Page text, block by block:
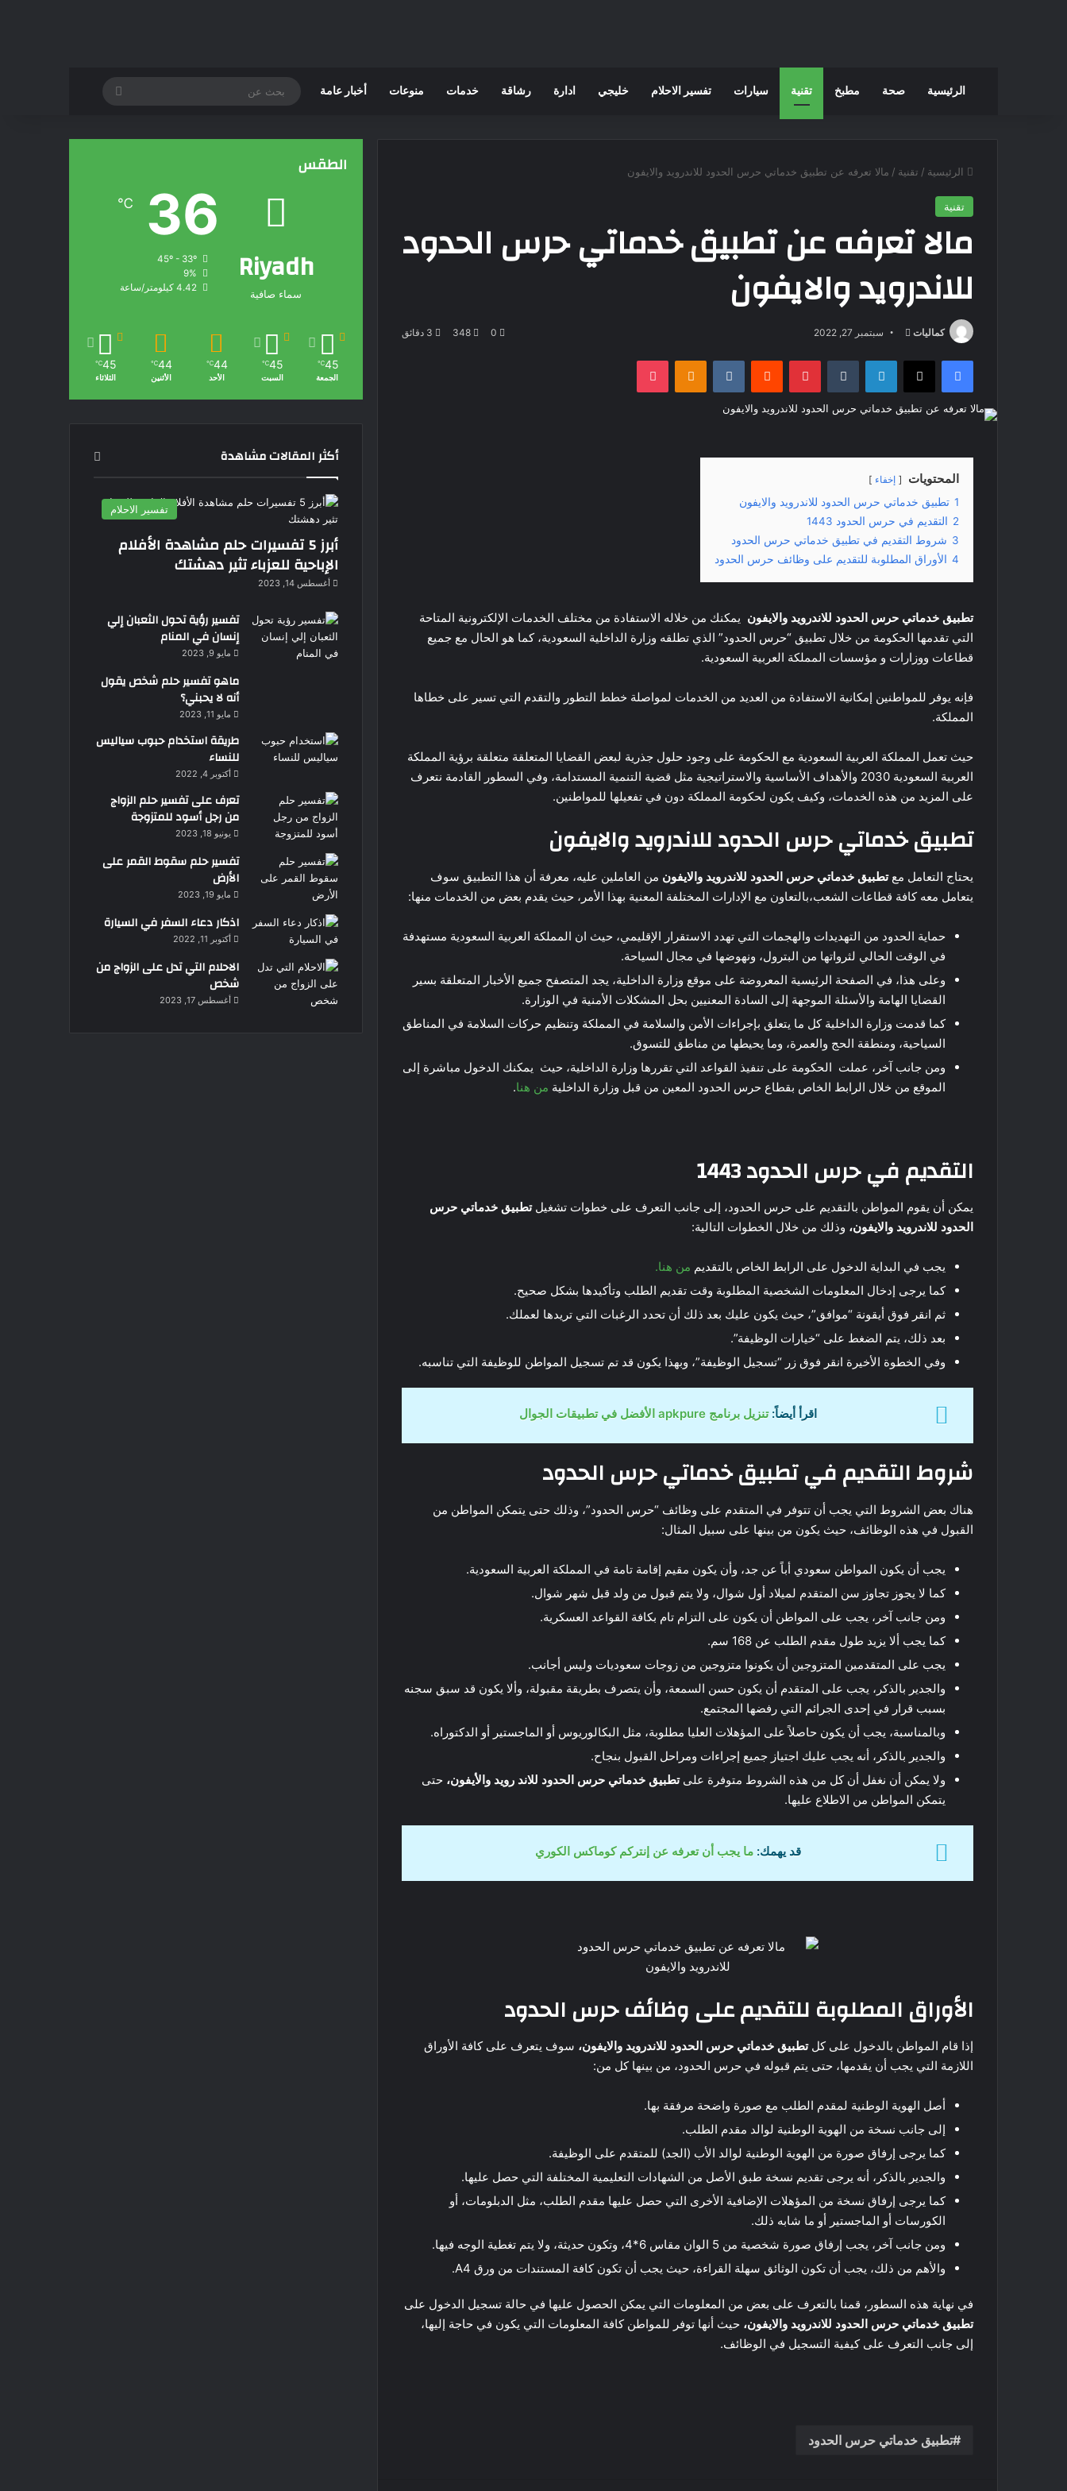
الرئيسية صحة مطبخ تقنية سيارات تفسير الاحلام خليجي ادارة رشاقة خدمات منوعات أخبار عامة
الرئيسية / تقنية / مالا تعرفه عن تطبيق خدماتي حرس الحدود للاندرويد والايفون
تقنية
مالا تعرفه عن تطبيق خدماتي حرس الحدود
للاندرويد والايفون
كماليات
ل
ب
إ
ل
ك
ت
ر
ن
ي
ا
سبتمبر 27, 2022 0
348
فيسبوك لينكدإن بينتيريست
المحتويات إخفاء
1 تطبيق خدماتي حرس الحدود للاندرويد والايفون
2 التقديم في حرس الحدود 1443
3 شروط التقديم في تطبيق خدماتي حرس الحدود
4 الأوراق المطلوبة للتقديم على وظائف حرس الحدود
تطبيق خدماتي حرس الحدود للاندرويد والايفون يمكنك من خلاله الاستفادة من مختلف الخدمات الإلكترونية المتاحة
التي تقدمها الحكومة من خلال تطبيق “حرس الحدود” الذي تطلقه وزارة الداخلية السعودية، كما هو الحال مع جميع
قطاعات ووزارات و مؤسسات المملكة العربية السعودية.
فإنه يوفر للمواطنين إمكانية الاستفادة من العديد من الخدمات لمواصلة خطط التطور والتقدم التي تسير على خطاها
المملكة.
حيث تعمل المملكة العربية السعودية مع الحكومة على وجود حلول جذرية لبعض القضايا المتعلقة متعلقة برؤية المملكة
العربية السعودية 2030 والأهداف الأساسية والاستراتيجية مثل قضية التنمية المستدامة، وفي السطور القادمة نتعرف
على المزيد من هذه الخدمات، وكيف يكون لحكومة المملكة دون في تفعيلها للمواطنين.
تطبيق خدماتي حرس الحدود للاندرويد والايفون
يحتاج التعامل معتطبيق خدماتي حرس الحدود للاندرويد والايفون من العاملين عليه، معرفة أن هذا التطبيق سوف
يتعامل معه كافة قطاعات الشعب،بالتعاون مع الإدارات المختلفة المعنية بهذا الأمر، حيث يقدم بعض من الخدمات منها:
حماية الحدود من التهديدات والهجمات التي تهدد الاستقرار الإقليمي، حيث ان المملكة العربية السعودية مستهدفة
في الوقت الحالي لثرواتها من البترول، ونهوضها في مجال السياحة.
وعلى هذا، في الصفحة الرئيسية المعروضة على موقع وزارة الداخلية، يجد المتصفح جميع الأخبار المتعلقة بسير
القضايا الهامة والأسئلة الموجهة إلى السادة المعنيين بحل المشكلات الأمنية في الوزارة.
كما قدمت وزارة الداخلية كل ما يتعلق بإجراءات الأمن والسلامة في المملكة وتنظيم حركات السلامة في المناطق
السياحية، ومنطقة الحج والعمرة، وما يحيطها من مناطق للتسوق.
ومن جانب آخر، عملت الحكومة على تنفيذ القواعد التي تقررها وزارة الداخلية، حيث يمكنك الدخول مباشرة إلى
الموقع من خلال الرابط الخاص بقطاع حرس الحدود المعين من قبل وزارة الداخلية من هنا.
التقديم في حرس الحدود 1443
يمكن أن يقوم المواطن بالتقديم على حرس الحدود، إلى جانب التعرف على خطوات تشغيلتطبيق خدماتي حرس
الحدود للاندرويد والايفون، وذلك من خلال الخطوات التالية:
يجب في البداية الدخول على الرابط الخاص بالتقديم من هنا.
كما يرجى إدخال المعلومات الشخصية المطلوبة وقت تقديم الطلب وتأكيدها بشكل صحيح.
ثم انقر فوق أيقونة “موافق”، حيث يكون عليك بعد ذلك أن تحدد الرغبات التي تريدها لعملك.
بعد ذلك، يتم الضغط على “خيارات الوظيفة”.
وفي الخطوة الأخيرة انقر فوق زر “تسجيل الوظيفة”، وبهذا يكون قد تم تسجيل المواطن للوظيفة التي تناسبه.
اقرأ أيضاً:تنزيل برنامج apkpure الأفضل في تطبيقات الجوال
شروط التقديم في تطبيق خدماتي حرس الحدود
هناك بعض الشروط التي يجب أن تتوفر في المتقدم على وظائف “حرس الحدود”، وذلك حتى يتمكن المواطن من
القبول في هذه الوظائف، حيث يكون من بينها على سبيل المثال:
يجب أن يكون المواطن سعودي أباً عن جد، وأن يكون مقيم إقامة تامة في المملكة العربية السعودية.
كما لا يجوز تجاوز سن المتقدم لميلاد أول شوال، ولا يتم قبول من ولد قبل شهر شوال.
ومن جانب آخر، يجب على المواطن أن يكون على التزام تام بكافة القواعد العسكرية.
كما يجب ألا يزيد طول مقدم الطلب عن 168 سم.
يجب على المتقدمين المتزوجين أن يكونوا متزوجين من زوجات سعوديات وليس أجانب.
والجدير بالذكر، يجب على المتقدم أن يكون حسن السمعة، وأن يتصرف بطريقة مقبولة، وألا يكون قد سبق سجنه
بسبب قرار في إحدى الجرائم التي رفضها المجتمع.
وبالمناسبة، يجب أن يكون حاصلاً على المؤهلات العليا مطلوبة، مثل البكالوريوس أو الماجستير أو الدكتوراه.
والجدير بالذكر، أنه يجب عليك اجتياز جميع إجراءات ومراحل القبول بنجاح.
ولا يمكن أن نغفل أن كل من هذه الشروط متوفرة علىتطبيق خدماتي حرس الحدود للاند رويد والأيفون، حتى
يتمكن المواطن من الاطلاع عليها.
قد يهمك:ما يجب أن تعرفه عن إنتركم كوماكس الكوري
الأوراق المطلوبة للتقديم على وظائف حرس الحدود
إذا قام المواطن بالدخول على كلتطبيق خدماتي حرس الحدود للاندرويد والايفون، سوف يتعرف على كافة الأوراق
اللازمة التي يجب أن يقدمها، حتى يتم قبوله في حرس الحدود، من بينها كل من:
أصل الهوية الوطنية لمقدم الطلب مع صورة واضحة مرفقة بها.
إلى جانب نسخة من الهوية الوطنية لوالد مقدم الطلب.
كما يرجى إرفاق صورة من الهوية الوطنية لوالد الأب (الجد) للمتقدم على الوظيفة.
والجدير بالذكر، أنه يرجى تقديم نسخة طبق الأصل من الشهادات التعليمية المختلفة التي حصل عليها.
كما يرجى إرفاق نسخة من المؤهلات الإضافية الأخرى التي حصل عليها مقدم الطلب، مثل الدبلومات، أو
الكورسات أو الماجستير أو ما شابه ذلك.
ومن جانب آخر، يجب إرفاق صورة شخصية من 5 الوان مقاس 6*4، وتكون حديثة، ولا يتم تغطية الوجه فيها.
والأهم من ذلك، يجب أن تكون الوثائق سهلة القراءة، حيث يجب أن تكون كافة المستندات من ورق A4.
في نهاية هذه السطور، قمنا بالتعرف على بعض من المعلومات التي يمكن الحصول عليها في حالة تسجيل الدخول على
تطبيق خدماتي حرس الحدود للاندرويد والايفون، حيث أنها توفر للمواطن كافة المعلومات التي يكون في حاجة إليها،
إلى جانب التعرف على كيفية التسجيل في الوظائف.
تطبيق خدماتي حرس الحدود
الطقس
Riyadh
سماء صافية
36
℃
45º - 33º
9%
4.42 كيلومتر/ساعة
45
℃
الجمعة
45
℃
السبت
44
℃
الأحد
44
℃
الأثنين
45
℃
الثلاثاء
أكثر المقالات مشاهدة
تفسير الاحلام
أبرز 5 تفسيرات حلم مشاهدة الأفلام
الإباحية للعزباء تثير دهشتك
أغسطس 14, 2023
تفسير رؤية تحول الثعبان إلي
إنسان في المنام
مايو 9, 2023
ماهو تفسير حلم شخص يقول
أنه لا يحبني؟
مايو 11, 2023
طريقة استخدام حبوب سياليس
للنساء
أكتوبر 4, 2022
تعرف على تفسير حلم الزواج
من رجل أسود للمتزوجة
يونيو 18, 2023
تفسير حلم سقوط القمر على
الأرض
مايو 19, 2023
اذكار دعاء السفر في السيارة
أكتوبر 11, 2022
الاحلام التي تدل على الزواج من
شخص
أغسطس 17, 2023